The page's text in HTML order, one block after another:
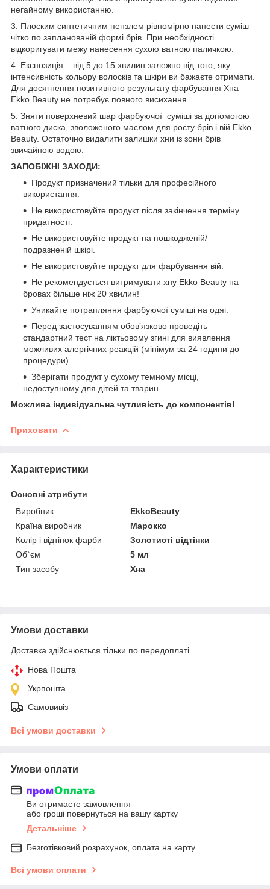
негайному використанню.
3. Плоским синтетичним пензлем рівномірно нанести суміш
чітко по запланованій формі брів. При необхідності
відкоригувати межу нанесення сухою ватною паличкою.
4. Експозиція – від 5 до 15 хвилин залежно від того, яку
інтенсивність кольору волосків та шкіри ви бажаєте отримати.
Для досягнення позитивного результату фарбування Хна
Ekko Beauty не потребує повного висихання.
5. Зняти поверхневий шар фарбуючої суміші за допомогою
ватного диска, зволоженого маслом для росту брів і вій Ekko
Beauty. Остаточно видалити залишки хни із зони брів
звичайною водою.
ЗАПОБІЖНІ ЗАХОДИ:
Продукт призначений тільки для професійного
використання.
Не використовуйте продукт після закінчення терміну
придатності.
Не використовуйте продукт на пошкодженій/
подразненій шкірі.
Не використовуйте продукт для фарбування вій.
Не рекомендується витримувати хну Ekko Beauty на
бровах більше ніж 20 хвилин!
Уникайте потрапляння фарбуючої суміші на одяг.
Перед застосуванням обовʼязково проведіть
стандартний тест на ліктьовому згині для виявлення
можливих алергічних реакцій (мінімум за 24 години до
процедури).
Зберігати продукт у сухому темному місці,
недоступному для дітей та тварин.
Можлива індивідуальна чутливість до компонентів!
Приховати
Характеристики
Основні атрибути
Виробник
EkkoBeauty
Країна виробник
Марокко
Колір і відтінок фарби
Золотисті відтінки
Об`єм
5 мл
Тип засобу
Хна
Умови доставки
Доставка здійснюється тільки по передоплаті.
Нова Пошта
Укрпошта
Самовивіз
Всі умови доставки
Умови оплати
Ви отримаєте замовлення
або гроші повернуться на вашу картку
Детальніше
Безготівковий розрахунок, оплата на карту
Всі умови оплати